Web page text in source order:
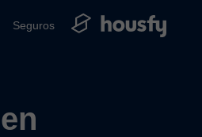
Seguros